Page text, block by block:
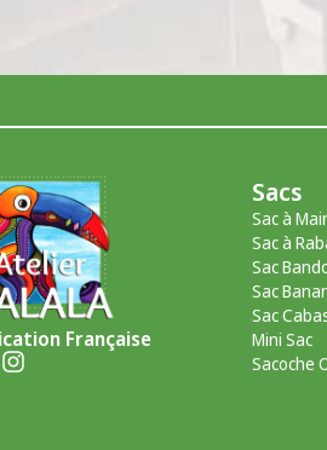
Française
Sacs
Sac à
Sac à
Sac
Sac
Sac
Mini Sac
Sacoche